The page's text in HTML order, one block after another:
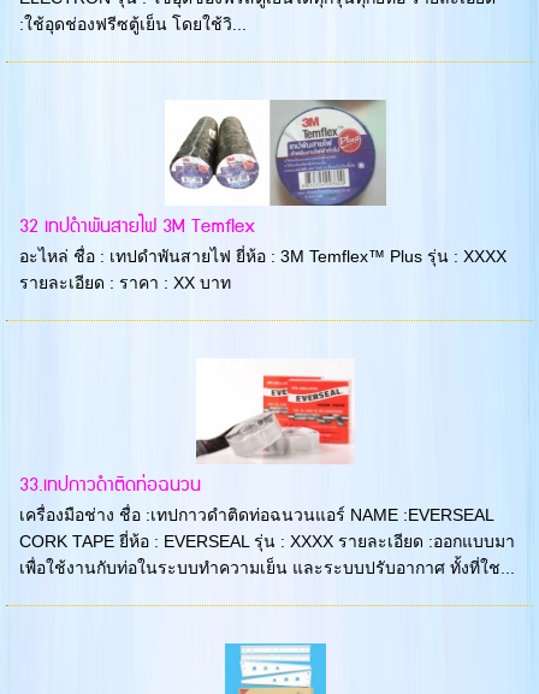
:ใช้อุดช่องฟรีซตู้เย็น โดยใช้วิ...
32 เทปดำพันสายไฟ 3M Temflex
อะไหล่ ชื่อ : เทปดำพันสายไฟ ยี่ห้อ : 3M Temflex™ Plus รุ่น : XXXX
รายละเอียด : ราคา : XX บาท
33.เทปกาวดำติดท่อฉนวน
เครื่องมือช่าง ชื่อ :เทปกาวดำติดท่อฉนวนแอร์ NAME :EVERSEAL
CORK TAPE ยี่ห้อ : EVERSEAL รุ่น : XXXX รายละเอียด :ออกแบบมา
เพื่อใช้งานกับท่อในระบบทำความเย็น และระบบปรับอากาศ ทั้งที่ใช...